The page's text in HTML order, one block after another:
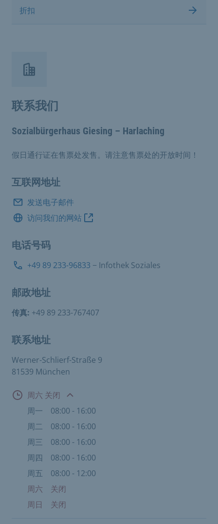
折扣
联系我们
Sozialbürgerhaus Giesing – Harlaching
假日通行证在售票处发售。请注意售票处的开放时间！
互联网地址
发送电子邮件
访问我们的网站
电话号码
+49 89 233-96833 − Infothek Soziales
邮政地址
传真: +49 89 233-767407
联系地址
Werner-Schlierf-Straße 9
81539 München
开放时间周六 关闭
周一
08:00 - 16:00
周二
08:00 - 16:00
周三
08:00 - 16:00
周四
08:00 - 16:00
周五
08:00 - 12:00
周六
关闭
周日
关闭